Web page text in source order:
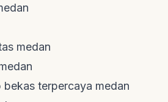
medan
terpercaya medan